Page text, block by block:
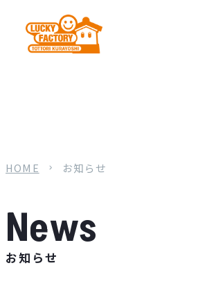
お知らせ
HOME お知らせ